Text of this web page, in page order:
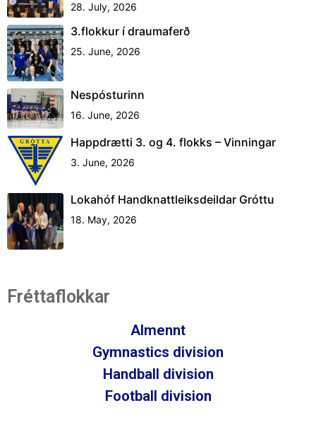
28. July, 2026
3.flokkur í draumaferð
25. June, 2026
Nespósturinn
16. June, 2026
Happdrætti 3. og 4. flokks – Vinningar
3. June, 2026
Lokahóf Handknattleiksdeildar Gróttu
18. May, 2026
Fréttaflokkar
Almennt
Gymnastics division
Handball division
Football division